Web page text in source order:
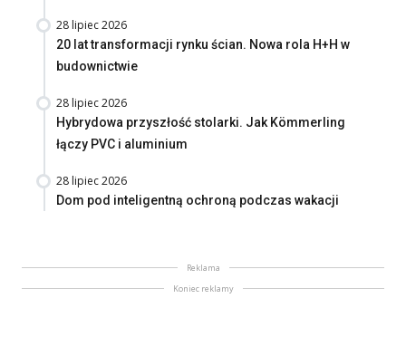
28 lipiec 2026
20 lat transformacji rynku ścian. Nowa rola H+H w
budownictwie
28 lipiec 2026
Hybrydowa przyszłość stolarki. Jak Kömmerling
łączy PVC i aluminium
28 lipiec 2026
Dom pod inteligentną ochroną podczas wakacji
Reklama
Koniec reklamy